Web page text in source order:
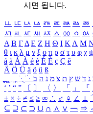
시면 됩니다.
ㅥ ㅦ ㅧ ㅨ ㅩ ㅪ ㅫ ㅬ ㅭ
ㅺ ㅻ ㅼ ㅽ ㅾ ㅿ ㆀ ㆁ ㆂ
Α Β ΓΔ Ε Ζ Η Θ Ι ΚΛ Μ
θ ι κ λ μ ν ξ ο π ρ σ τ υ φ χ
á à Á À é è É È ç Ç ê
Ä Ö Ü ä ö ü ß
ִֶֹ ֻּ ׁׂ ג ד ש ץ ת צ מ נ ה ב
‘ ’ “ ” 〔 〕 〈 〉 「 」 『
± × ÷ ≠ ≤ ≥ ∞ ∴ ♂ ♀ ∠ ⊥
⊆ ⊇ ⊂ ⊃ ∪ ∩ ∧ ∨ ￢ ⇒